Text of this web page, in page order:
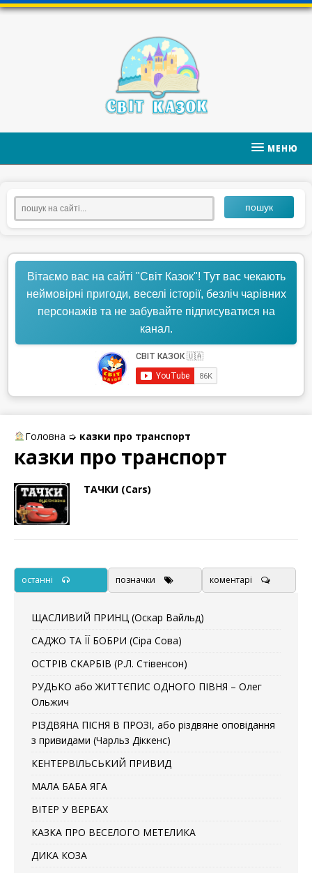
МЕНЮ
пошук
Вітаємо вас на сайті "Світ Казок"! Тут вас чекають
неймовірні пригоди, веселі історії, безліч чарівних
персонажів та не забувайте підписуватися на
канал.
Головна ➭ казки про транспорт
казки про транспорт
ТАЧКИ (Cars)
останні позначки коментарі
ЩАСЛИВИЙ ПРИНЦ (Оскар Вайльд)
САДЖО ТА ЇЇ БОБРИ (Сіра Сова)
ОСТРІВ СКАРБІВ (Р.Л. Стівенсон)
РУДЬКО або ЖИТТЄПИС ОДНОГО ПІВНЯ – Олег
Ольжич
РІЗДВЯНА ПІСНЯ В ПРОЗІ, або різдвяне оповідання
з привидами (Чарльз Діккенс)
КЕНТЕРВІЛЬСЬКИЙ ПРИВИД
МАЛА БАБА ЯГА
ВІТЕР У ВЕРБАХ
КАЗКА ПРО ВЕСЕЛОГО МЕТЕЛИКА
ДИКА КОЗА